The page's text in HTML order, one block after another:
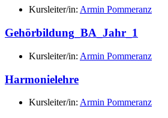
Kursleiter/in: Armin Pommeranz
Gehörbildung_BA_Jahr_1
Kursleiter/in: Armin Pommeranz
Harmonielehre
Kursleiter/in: Armin Pommeranz